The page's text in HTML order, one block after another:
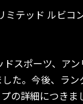
ミテッド ルビコ
スポーツ、ア
た。今後、ラ
の詳細につき